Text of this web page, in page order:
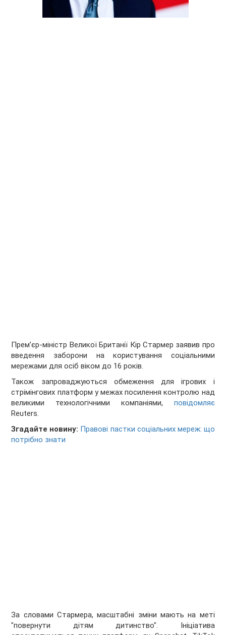
Прем’єр-міністр Великої Британії Кір Стармер заявив про
введення заборони на користування соціальними
мережами для осіб віком до 16 років.
Також запроваджуються обмеження для ігрових і
стрімінгових платформ у межах посилення контролю над
великими технологічними компаніями, повідомляє
Reuters.
Згадайте новину: Правові пастки соціальних мереж: що
потрібно знати
За словами Стармера, масштабні зміни мають на меті
"повернути дітям дитинство". Ініціатива